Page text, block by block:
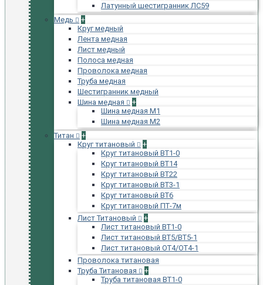
Латунный шестигранник ЛС59
Медь
+
Круг медный
Лента медная
Лист медный
Полоса медная
Проволока медная
Труба медная
Шестигранник медный
Шина медная
+
Шина медная М1
Шина медная М2
Титан
+
Круг титановый
+
Круг титановый ВТ1-0
Круг титановый ВТ14
Круг титановый ВТ22
Круг титановый ВТ3-1
Круг титановый ВТ6
Круг титановый ПТ-7м
Лист Титановый
+
Лист титановый ВТ1-0
Лист титановый ВТ5/ВТ5-1
Лист титановый ОТ4/ОТ4-1
Проволока титановая
Труба Титановая
+
Труба титановая ВТ1-0